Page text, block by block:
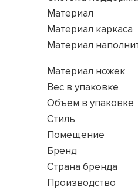
Материал
Материал каркаса
Материал
Материал ножек
Вес в упаковке
Объем в упаковке
Стиль
Помещение
Бренд
Страна бренда
Производство